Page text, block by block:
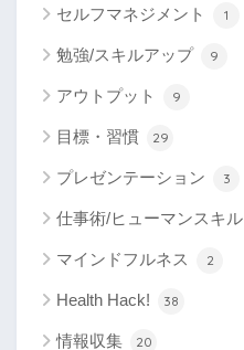
セルフマネジメント 1
勉強/スキルアップ 9
アウトプット 9
目標・習慣 29
プレゼンテーション 3
仕事術/ヒューマンスキル
マインドフルネス 2
Health Hack! 38
情報収集 20